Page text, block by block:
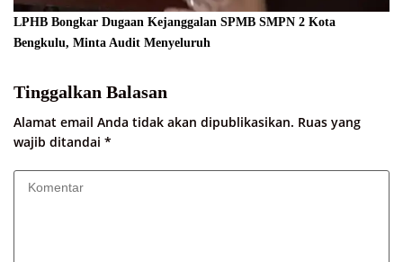
LPHB Bongkar Dugaan Kejanggalan SPMB SMPN 2 Kota
Bengkulu, Minta Audit Menyeluruh
Tinggalkan Balasan
Alamat email Anda tidak akan dipublikasikan. Ruas yang
wajib ditandai *